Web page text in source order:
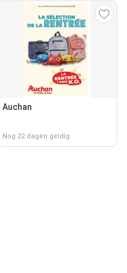
Auchan
Nog 22 dagen geldig